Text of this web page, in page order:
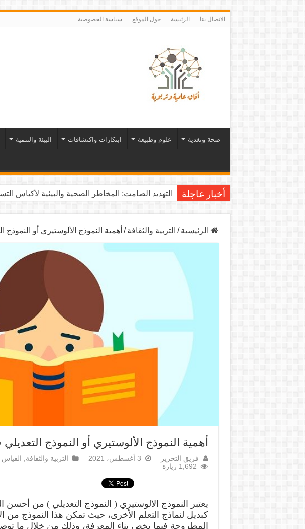
الاتصال بنا الرئيسة حول الموقع سياسة الخصوصية
صحة وتغذية علوم وطبيعة ابتكارات واكتشافات البيئة والتنمية
أخبار عاجلة التهديد الصامت: المخاطر الصحية والبيئية لأكياس
الرئيسية / التربية والثقافة / أهمية النموذج الألوستيري أو النموذج
أهمية النموذج الألوستيري أو النموذج
فريق التحرير 3 أغسطس، 2021 التربية والثقافة, القياس
1,692 زيارة
يعتبر النموذج الالوستيري ( النموذج التعديلي ) من أحسن
كبديل لنماذج التعلم الأخرى، حيث تمكن هذا النموذج من
المطروحة فيما يخص بناء المعرفة، وذلك من خلال ما